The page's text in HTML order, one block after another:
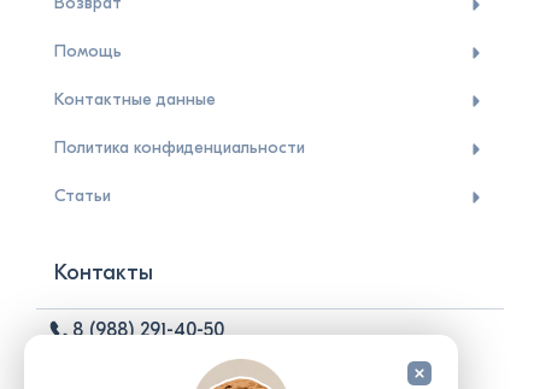
Возврат
Помощь
Контактные данные
Политика конфиденциальности
Статьи
Контакты
8 (988) 291-40-50
ortosity@yandex.ru